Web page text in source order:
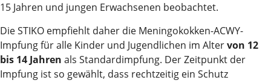
15 Jahren und jungen Erwachsenen beobachtet.
Die STIKO empfiehlt daher die Meningokokken-ACWY-
Impfung für alle Kinder und Jugendlichen im Altervon 12
bis 14 Jahren als Standardimpfung. Der Zeitpunkt der
Impfung ist so gewählt, dass rechtzeitig ein Schutz